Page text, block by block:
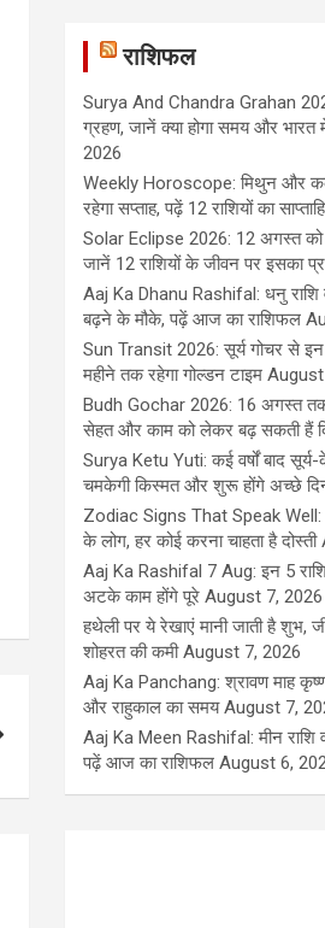
राशिफल
Surya And Chandra Grahan
ग्रहण, जानें क्या होगा समय और भारत
2026
Weekly Horoscope: मिथुन और
रहेगा सप्ताह, पढ़ें 12 राशियों का
Solar Eclipse 2026: 12 अगस्त को
जानें 12 राशियों के जीवन पर इसका
Aaj Ka Dhanu Rashifal: धनु राशि
बढ़ने के मौके, पढ़ें आज का राशिफल
Sun Transit 2026: सूर्य गोचर से इन
महीने तक रहेगा गोल्डन टाइम
Budh Gochar 2026: 16 अगस्त तक
सेहत और काम को लेकर बढ़ सकती हैं
Surya Ketu Yuti: कई वर्षों बाद
चमकेगी किस्मत और शुरू होंगे अच्छे
Zodiac Signs That Speak Well:
के लोग, हर कोई करना चाहता है दोस्ती
Aaj Ka Rashifal 7 Aug: इन 5 राशि
अटके काम होंगे पूरे August 7, 2026
हथेली पर ये रेखाएं मानी जाती है शुभ,
शोहरत की कमी August 7, 2026
Aaj Ka Panchang: श्रावण माह कृष्ण
और राहुकाल का समय August 7,
Aaj Ka Meen Rashifal: मीन राशि
पढ़ें आज का राशिफल August 6,